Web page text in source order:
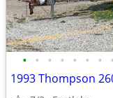
• • • • • • • •
1993 Thompson